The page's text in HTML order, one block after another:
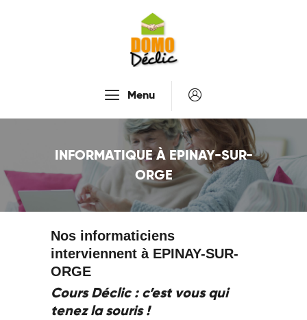
Menu
INFORMATIQUE À EPINAY-SUR-
ORGE
Accueil
Recrutement
À Propos De Nous
Contactez-Nous
Nos informaticiens
interviennent à EPINAY-SUR-
ORGE
Cours Déclic : c’est vous qui
tenez la souris !